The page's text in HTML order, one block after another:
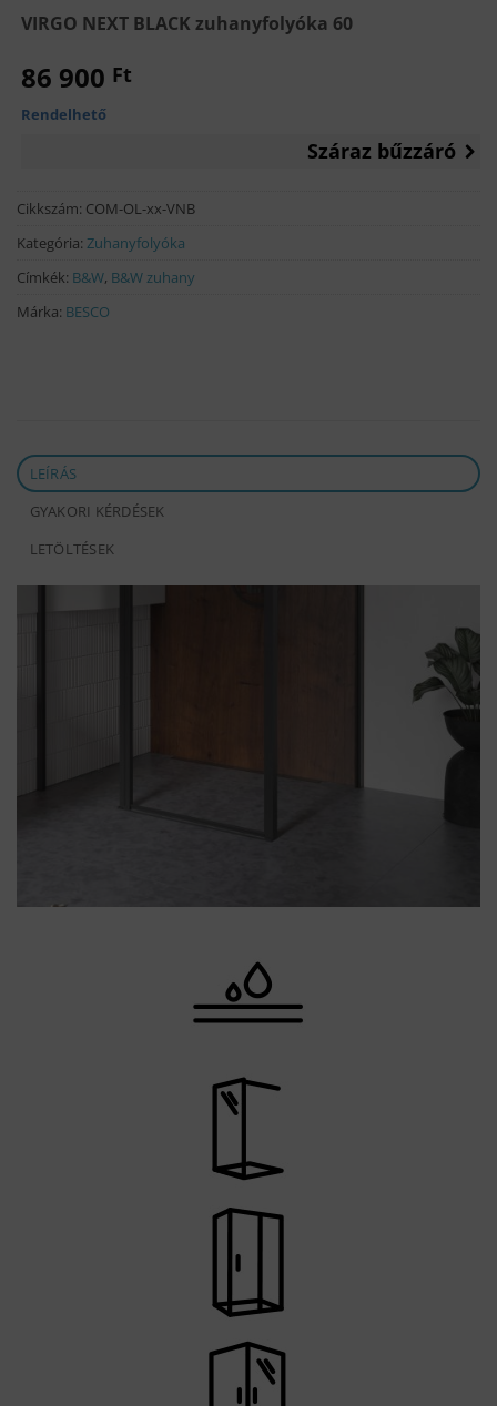
VIRGO NEXT BLACK zuhanyfolyóka 60
86 900 Ft
Rendelhető
Száraz bűzzáró
Cikkszám: COM-OL-xx-VNB
Kategória: Zuhanyfolyóka
Címkék: B&W, B&W zuhany
Márka: BESCO
LEÍRÁS
GYAKORI KÉRDÉSEK
LETÖLTÉSEK